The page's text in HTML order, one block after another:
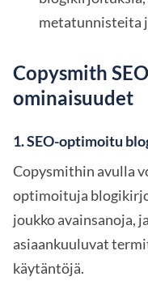
metatunnisteita
Copysmith
ominaisuudet
1.SEO-optimoitu
Copysmithin avulla
optimoituja
joukko avainsanoja,
asiaankuuluvat
käytäntöjä.